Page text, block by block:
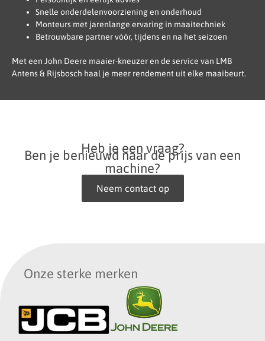
Snelle onderdelenvoorziening en onderhoud
Monteurs met jarenlange ervaring in maaitechniek
Betrouwbare partner vóór, tijdens en na het seizoen
Met een John Deere maaier-kneuzer en de service van LMB
Antens & Rijsbosch haal je meer rendement uit elke maaibeurt.
Heb je een vraag?
Ben je benieuwd naar de prijs van een
machine?
Neem contact op
Onze sterke merken